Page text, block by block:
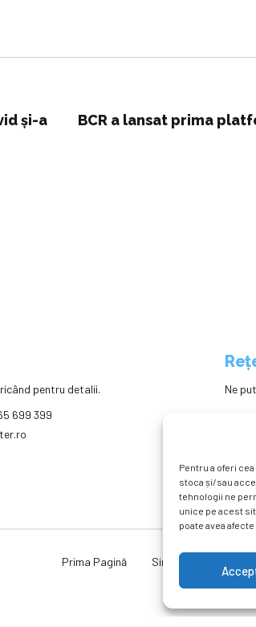
Pentru a oferi
stoca și/sau
tehnologii ne
unice pe acest
poate avea
și-a
BCR a lansat prima
pentru detalii.
699 399
Ne
Prima Pagină Simpozion